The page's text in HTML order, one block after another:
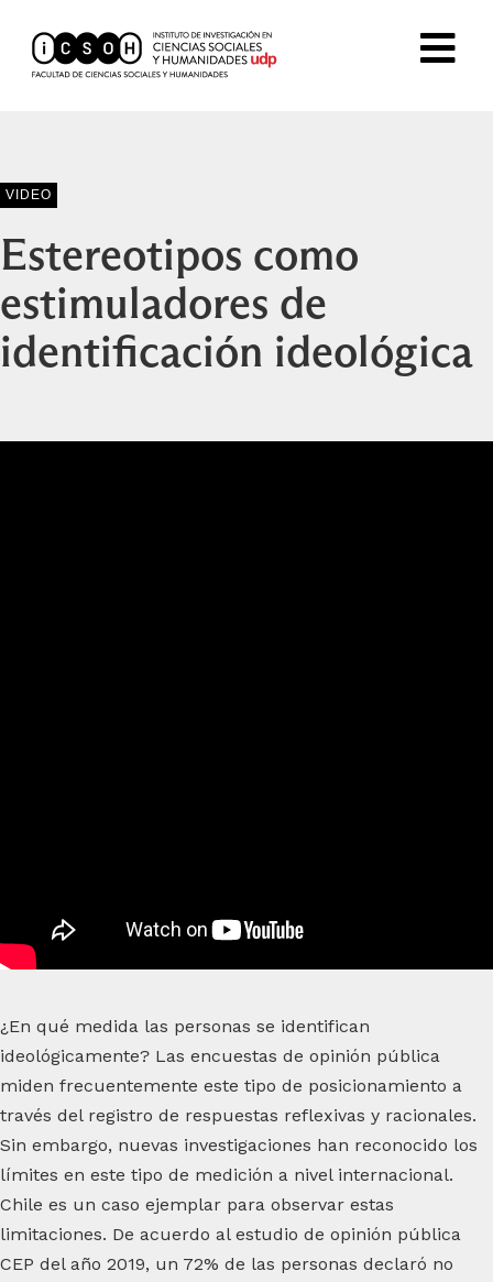
VIDEO
Estereotipos como
estimuladores de
identificación ideológica
¿En qué medida las personas se identifican
ideológicamente? Las encuestas de opinión pública
miden frecuentemente este tipo de posicionamiento a
través del registro de respuestas reflexivas y racionales.
Sin embargo, nuevas investigaciones han reconocido los
límites en este tipo de medición a nivel internacional.
Chile es un caso ejemplar para observar estas
limitaciones. De acuerdo al estudio de opinión pública
CEP del año 2019, un 72% de las personas declaró no